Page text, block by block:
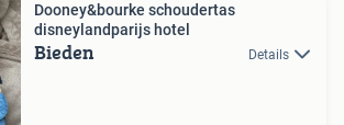
Dooney&bourke schoudertas
disneylandparijs hotel
Bieden Details